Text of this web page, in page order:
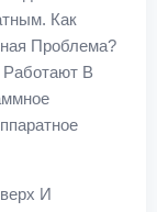
Как
Проблема?
В
И